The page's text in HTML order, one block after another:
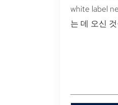
white label
는 데 오신